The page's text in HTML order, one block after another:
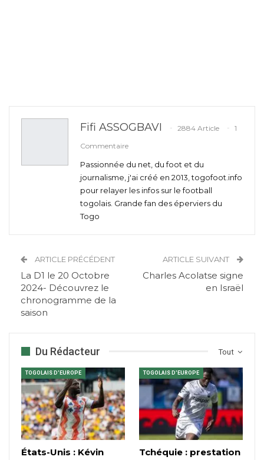
Fifi ASSOGBAVI 2884 Article
1
Commentaire
Passionnée du net, du foot et du
journalisme, j'ai créé en 2013, togofoot.info
pour relayer les infos sur le football
togolais. Grande fan des éperviers du
Togo
ARTICLE PRÉCÉDENT
La D1 le 20 Octobre
2024- Découvrez le
chronogramme de la
saison
ARTICLE SUIVANT
Charles Acolatse signe
en Israël
Tout
Du Rédacteur
TOGOLAIS D'EUROPE
États-Unis : Kévin
TOGOLAIS D'EUROPE
Tchéquie : prestation